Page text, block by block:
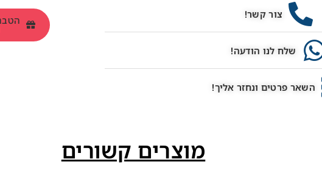
צור קשר!
שלח לנו הודעה!
השאר פרטים ונחזר אליך!
מוצרים קשורים